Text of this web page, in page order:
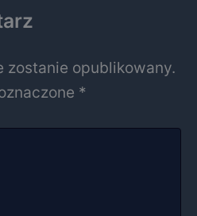
zostanie opublikowany.
*